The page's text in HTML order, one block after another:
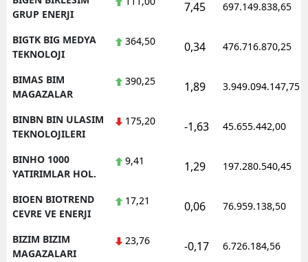
GRUP ENERJI
7,45 697.149.838,65
BIGTK BIG MEDYA
TEKNOLOJI
364,50 0,34 476.716.870,25
BIMAS BIM
MAGAZALAR
390,25 1,89 3.949.094.147,75
BINBN BIN ULASIM
TEKNOLOJILERI
175,20 -1,63 45.655.442,00
BINHO 1000
YATIRIMLAR HOL.
9,41 1,29 197.280.540,45
BIOEN BIOTREND
CEVRE VE ENERJI
17,21 0,06 76.959.138,50
BIZIM BIZIM
MAGAZALARI
23,76 -0,17 6.726.184,56